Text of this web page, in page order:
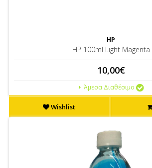
HP
HP 100ml Light Magenta
10,00€
Άμεσα Διαθέσιμο
Wishlist